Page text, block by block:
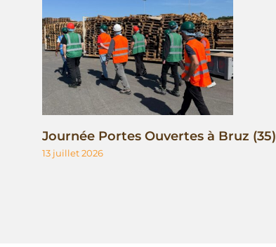
Journée Portes Ouvertes à Bruz (35)
13 juillet 2026